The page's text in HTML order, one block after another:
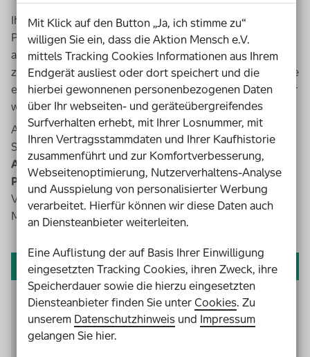
Ihre Erfahrungen und Erkenntnisse teilen sie im
Praxishandbuch Inklusion. Die Aktion Mensch möchte
anderen Kommunen Mut machen, ihnen gute Beispiele
zeigen und Arbeitsmaterial an die Hand geben: Damit die
ersten Schritte auf dem Weg zu mehr Inklusion einfacher
werden.
Auf den diesen Internetseiten finden
SieHintergrundinformationen, Checklisten,
Arbeitsblätter, Empfehlungen und Beispiele aus der
Praxis. Wir bieten kostenlose PDFs zum Herunterladen,
Videos und Erfahrungsberichte aus den fünf
Modellkommunen von Kommune Inklusiv.
Praxishandbuch als gedruckte Ausgabe
Die Kapitel des Praxishandbuchs Inklusion gibt es
auch als Broschüren in einem praktischen Ordner.
Sie können die Broschüren einzeln abheften, am
Mit Klick auf den Button „Ja, ich stimme zu“
willigen Sie ein, dass die Aktion Mensch e.V.
mittels Tracking Cookies Informationen aus Ihrem
Endgerät ausliest oder dort speichert und die
hierbei gewonnenen personenbezogenen Daten
über Ihr webseiten- und geräteübergreifendes
Surfverhalten erhebt, mit Ihrer Losnummer, mit
Ihren Vertragsstammdaten und Ihrer Kaufhistorie
zusammenführt und zur Komfortverbesserung,
Webseitenoptimierung, Nutzerverhaltens-Analyse
und Ausspielung von personalisierter Werbung
verarbeitet. Hierfür können wir diese Daten auch
an Diensteanbieter weiterleiten.
Eine Auflistung der auf Basis Ihrer Einwilligung
eingesetzten Tracking Cookies, ihren Zweck, ihre
Speicherdauer sowie die hierzu eingesetzten
Diensteanbieter finden Sie unterCookies. Zu
unserem Datenschutzhinweis und Impressum
gelangen Sie hier.